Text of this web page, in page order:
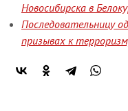
Новосибирска в
Последовательницу
призывах к